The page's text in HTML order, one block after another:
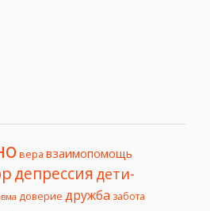
вера взаимопомощь
депрессия дети-
доверие дружба забота